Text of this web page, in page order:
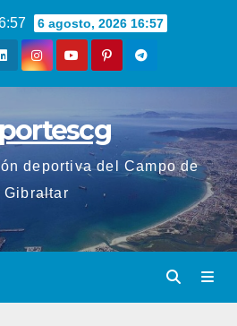
6 agosto, 2026 16:57
deportiva del Campo de
Gibraltar